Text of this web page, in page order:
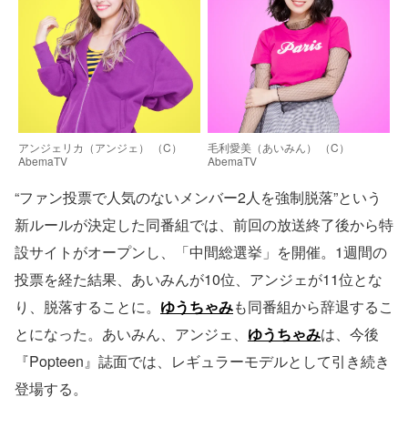
アンジェリカ（アンジェ） （C）
AbemaTV
毛利愛美（あいみん） （C）
AbemaTV
“ファン投票で人気のないメンバー2人を強制脱落”という
新ルールが決定した同番組では、前回の放送終了後から特
設サイトがオープンし、「中間総選挙」を開催。1週間の
投票を経た結果、あいみんが10位、アンジェが11位とな
り、脱落することに。 ゆうちゃみも同番組から辞退するこ
とになった。あいみん、アンジェ、 ゆうちゃみは、今後
『Popteen』誌面では、レギュラーモデルとして引き続き
登場する。